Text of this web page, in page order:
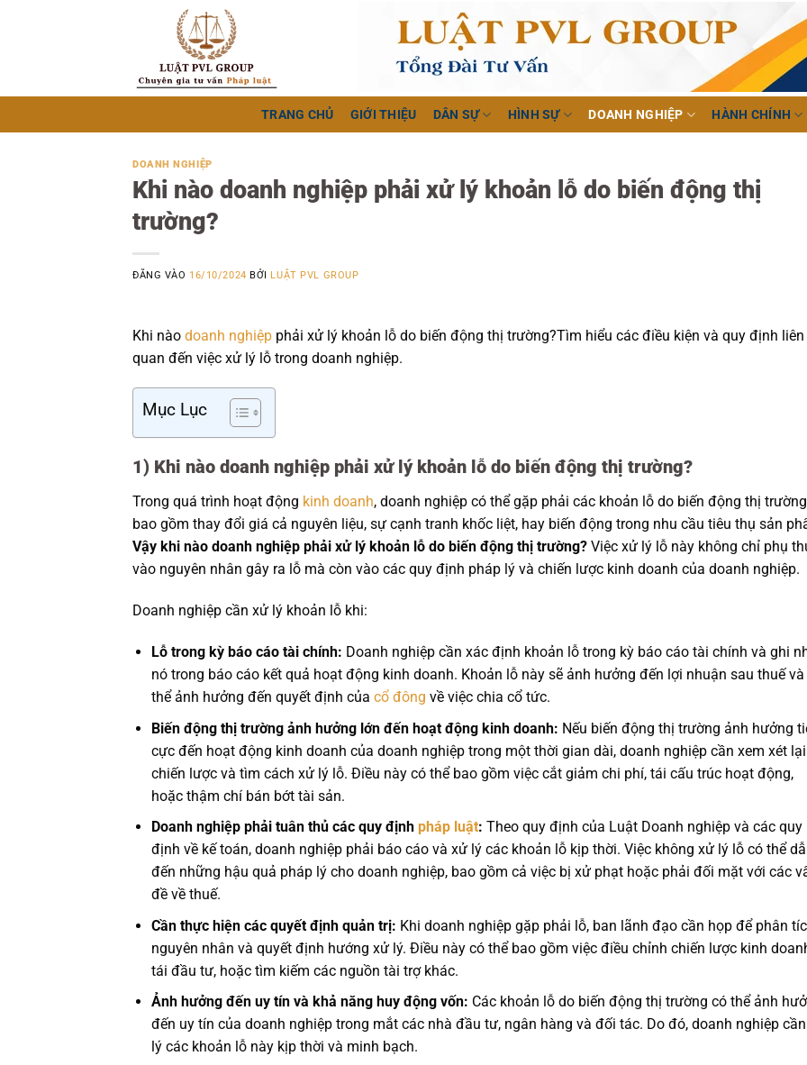
TRANG CHỦ GIỚI THIỆU DÂN SỰ HÌNH SỰ DOANH NGHIỆP HÀNH CHÍNH
DOANH NGHIỆP
Khi nào doanh nghiệp phải xử lý khoản lỗ do biến động thị
trường?
ĐĂNG VÀO 16/10/2024 BỞI LUẬT PVL GROUP
Khi nào doanh nghiệp phải xử lý khoản lỗ do biến động thị trường?Tìm hiểu các điều kiện và quy định liên
quan đến việc xử lý lỗ trong doanh nghiệp.
Mục Lục
1) Khi nào doanh nghiệp phải xử lý khoản lỗ do biến động thị trường?
Trong quá trình hoạt động kinh doanh, doanh nghiệp có thể gặp phải các khoản lỗ do biến động thị
bao gồm thay đổi giá cả nguyên liệu, sự cạnh tranh khốc liệt, hay biến động trong nhu cầu tiêu thụ sản
Vậy khi nào doanh nghiệp phải xử lý khoản lỗ do biến động thị trường? Việc xử lý lỗ này không chỉ phụ
vào nguyên nhân gây ra lỗ mà còn vào các quy định pháp lý và chiến lược kinh doanh của doanh nghiệp.
Doanh nghiệp cần xử lý khoản lỗ khi:
Lỗ trong kỳ báo cáo tài chính: Doanh nghiệp cần xác định khoản lỗ trong kỳ báo cáo tài chính và ghi
nó trong báo cáo kết quả hoạt động kinh doanh. Khoản lỗ này sẽ ảnh hưởng đến lợi nhuận sau thuế và
thể ảnh hưởng đến quyết định của cổ đông về việc chia cổ tức.
Biến động thị trường ảnh hưởng lớn đến hoạt động kinh doanh: Nếu biến động thị trường ảnh hưởng
cực đến hoạt động kinh doanh của doanh nghiệp trong một thời gian dài, doanh nghiệp cần xem xét lại
chiến lược và tìm cách xử lý lỗ. Điều này có thể bao gồm việc cắt giảm chi phí, tái cấu trúc hoạt động,
hoặc thậm chí bán bớt tài sản.
Doanh nghiệp phải tuân thủ các quy định pháp luật: Theo quy định của Luật Doanh nghiệp và các quy
định về kế toán, doanh nghiệp phải báo cáo và xử lý các khoản lỗ kịp thời. Việc không xử lý lỗ có thể
đến những hậu quả pháp lý cho doanh nghiệp, bao gồm cả việc bị xử phạt hoặc phải đối mặt với các
đề về thuế.
Cần thực hiện các quyết định quản trị: Khi doanh nghiệp gặp phải lỗ, ban lãnh đạo cần họp để phân
nguyên nhân và quyết định hướng xử lý. Điều này có thể bao gồm việc điều chỉnh chiến lược kinh
tái đầu tư, hoặc tìm kiếm các nguồn tài trợ khác.
Ảnh hưởng đến uy tín và khả năng huy động vốn: Các khoản lỗ do biến động thị trường có thể ảnh
đến uy tín của doanh nghiệp trong mắt các nhà đầu tư, ngân hàng và đối tác. Do đó, doanh nghiệp
lý các khoản lỗ này kịp thời và minh bạch.